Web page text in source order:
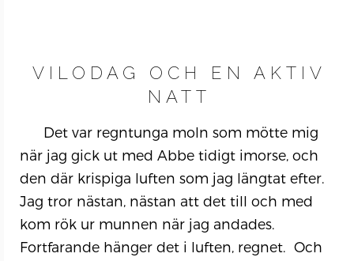
VILODAG OCH EN AKTIV
NATT
Det var regntunga moln som mötte mig
när jag gick ut med Abbe tidigt imorse, och
den där krispiga luften som jag längtat efter.
Jag tror nästan, nästan att det till och med
kom rök ur munnen när jag andades.
Fortfarande hänger det i luften, regnet. Och